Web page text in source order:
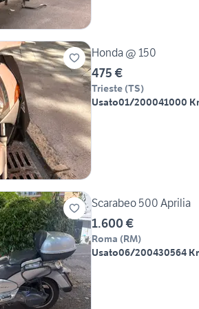
Honda @ 150
475 €
Trieste (TS)
Usato01/200041000
Scarabeo 500 Aprilia
1.600 €
Roma (RM)
Usato06/200430564